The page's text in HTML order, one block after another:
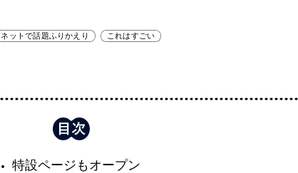
ネットで話題ふりかえり これはすごい
特設ページもオープン